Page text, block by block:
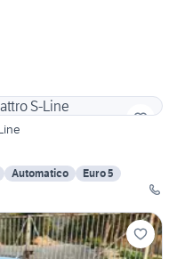
Automatico
Euro 5